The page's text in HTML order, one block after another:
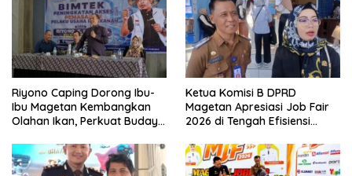
Riyono Caping Dorong Ibu-
Ibu Magetan Kembangkan
Olahan Ikan, Perkuat Budaya
Ketua Komisi B DPRD
Magetan Apresiasi Job Fair
2026 di Tengah Efisiensi